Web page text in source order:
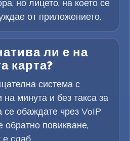
но лицето, на което се
от приложението.
ли е на
карта?
система с
минута и без такса за
се обаждате чрез VoIP
обратно повикване,